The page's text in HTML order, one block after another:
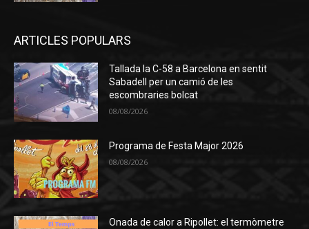
ARTICLES POPULARS
Tallada la C-58 a Barcelona en sentit
Sabadell per un camió de les
escombraries bolcat
08/08/2026
Programa de Festa Major 2026
08/08/2026
Onada de calor a Ripollet: el termòmetre